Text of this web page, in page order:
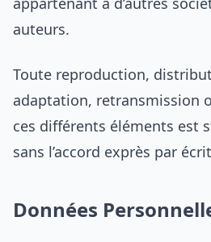
auteurs.
Toute reproduction,
adaptation, retransmission
ces différents éléments est
sans l’accord exprès par
Données